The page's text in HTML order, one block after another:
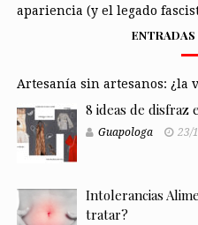
apariencia (y el legado
ENTRADAS
Artesanía sin artesanos: ¿la
8 ideas de disfraz
Guapologa 23/
Intolerancias
tratar?